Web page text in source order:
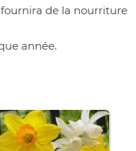
de la nourriture
année.